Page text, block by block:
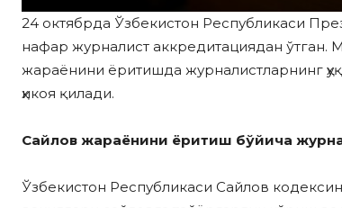
24 октябрда Ўзбекистон Республикаси
нафар журналист аккредитациядан
жараёнини ёритишда журналистларнинг
ҳикоя қилади.
Сайлов жараёнини ёритиш бўйича
Ўзбекистон Республикаси Сайлов